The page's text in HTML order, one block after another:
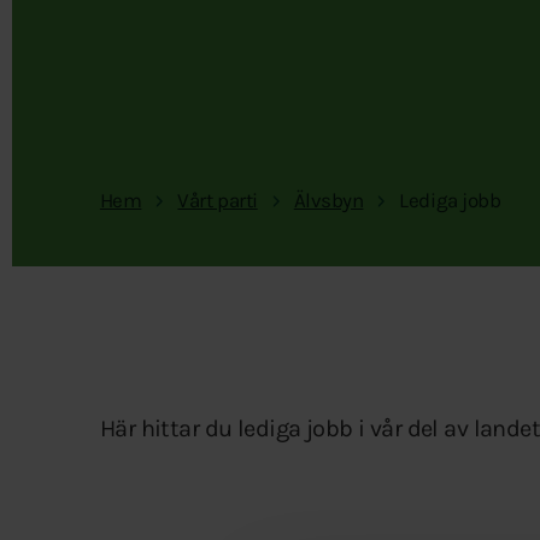
Hem Vårt parti Älvsbyn Lediga jobb
Här hittar du lediga jobb i vår del av